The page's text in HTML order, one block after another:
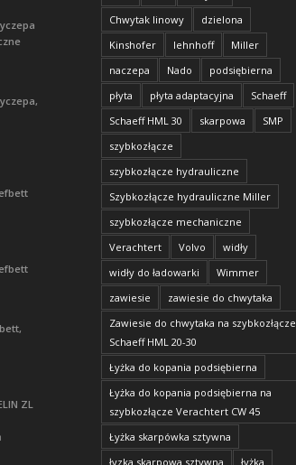
ZL
Chwytak linowy
dzielona
Kinshofer
lehnhoff
Miller
naczepa
Nado
podsiębierna
płyta
płyta adaptacyjna
Schaeff
Schaeff HML 30
skarpowa
SMP
szybkozłącze
szybkozłącze hydrauliczne
Szybkozłącze hydrauliczne Miller
szybkozłącze mechaniczne
Verachtert
Volvo
widły
widły do ładowarki
Wimmer
zawiesie
zawiesie do chwytaka
Zawiesie do chwytaka na szybkozłącze
Schaeff HML 20-30
Łyżka do kopania podsiębierna
Łyżka do kopania podsiębierna na
szybkozłącze Verachtert CW 45
Łyżka skarpówka sztywna
łyzka skarpowa sztywna
łyżka